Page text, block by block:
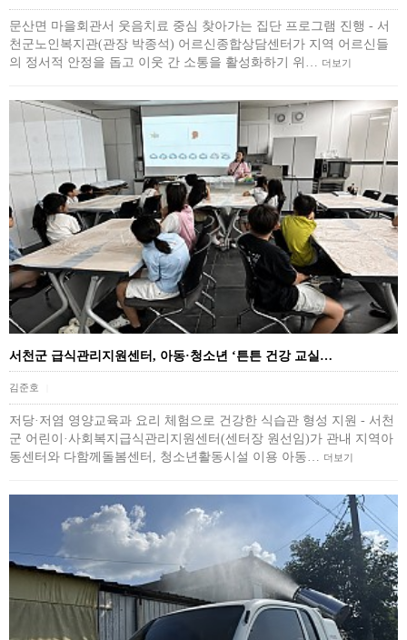
문산면 마을회관서 웃음치료 중심 찾아가는 집단 프로그램 진행 - 서
천군노인복지관(관장 박종석) 어르신종합상담센터가 지역 어르신들
의 정서적 안정을 돕고 이웃 간 소통을 활성화하기 위… 더보기
서천군 급식관리지원센터, 아동·청소년 ‘튼튼 건강 교실…
김준호
저당·저염 영양교육과 요리 체험으로 건강한 식습관 형성 지원 - 서천
군 어린이·사회복지급식관리지원센터(센터장 원선임)가 관내 지역아
동센터와 다함께돌봄센터, 청소년활동시설 이용 아동… 더보기